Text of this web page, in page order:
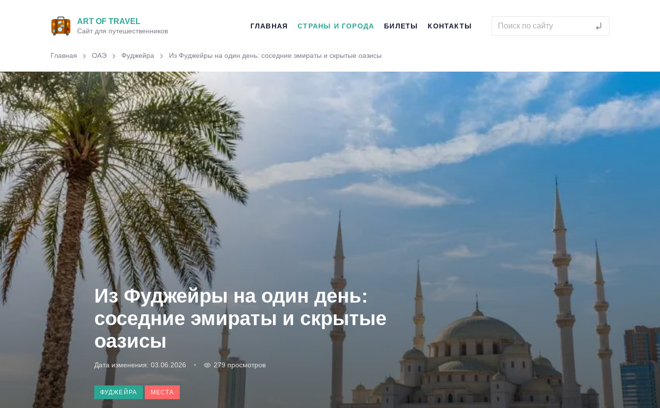
ART OF TRAVEL
Сайт для путешественников
ГЛАВНАЯ СТРАНЫ И ГОРОДА БИЛЕТЫ КОНТАКТЫ
Главная ОАЭ Фуджейра Из Фуджейры на один день: соседние эмираты и скрытые оазисы
Из Фуджейры на один день:
соседние эмираты и скрытые
оазисы
Дата изменения: 03.06.2026 279 просмотров
ФУДЖЕЙРА МЕСТА